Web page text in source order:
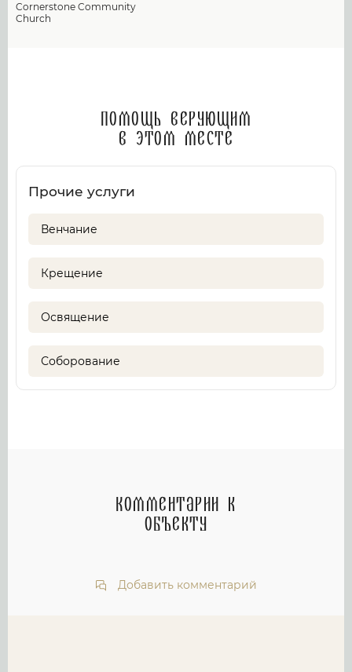
Cornerstone Community
Church
Помощь верующим
в этом месте
Прочие услуги
Венчание
Крещение
Освящение
Соборование
Комментарии к
объекту
Добавить комментарий